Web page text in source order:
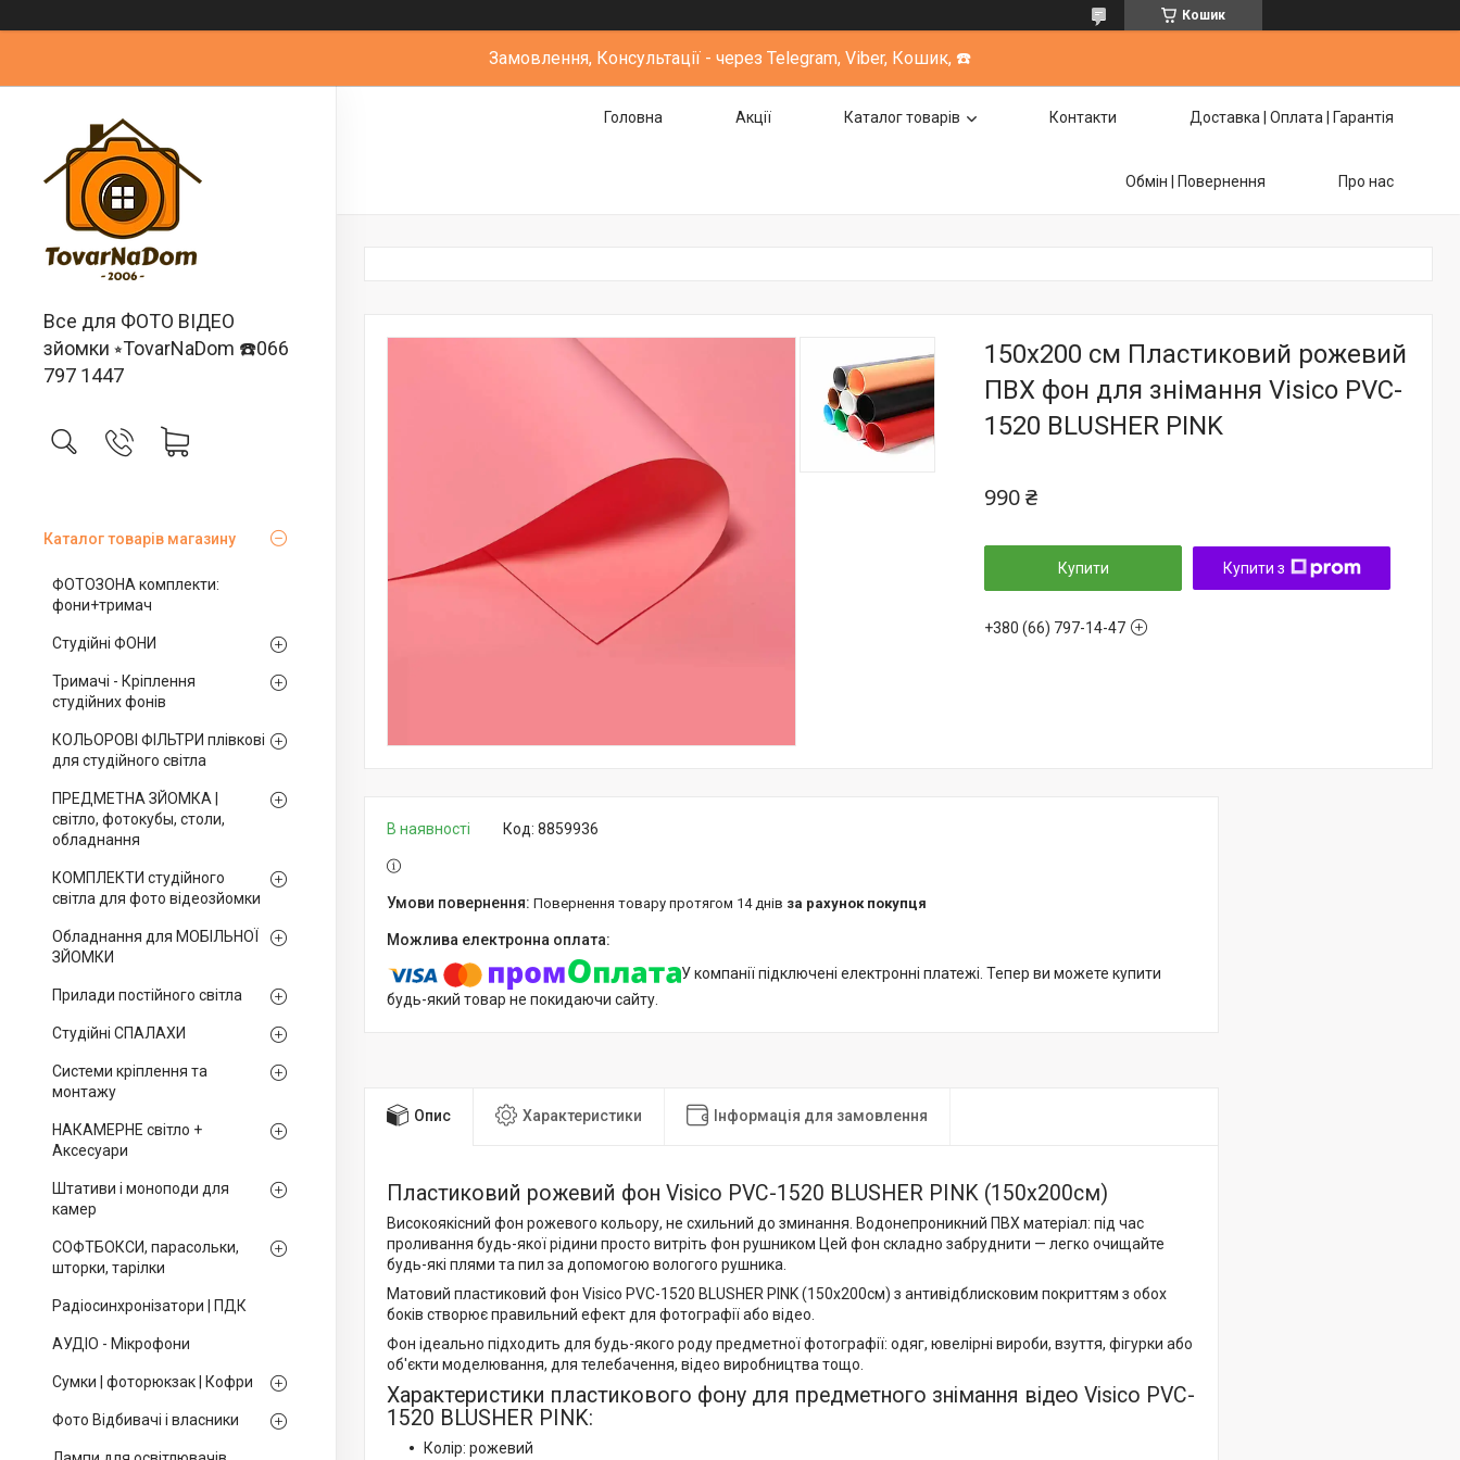
Кошик
Замовлення, Консультації - через Telegram, Viber, Кошик, ☎️
Все для ФОТО ВІДЕО
зйомки ⭒TovarNaDom ☎️066
797 1447
Каталог товарів магазину
ФОТОЗОНА комплекти:
фони+тримач
Студійні ФОНИ
Тримачі - Кріплення
студійних фонів
КОЛЬОРОВІ ФІЛЬТРИ плівкові
для студійного світла
ПРЕДМЕТНА ЗЙОМКА |
світло, фотокубы, столи,
обладнання
КОМПЛЕКТИ студійного
світла для фото відеозйомки
Обладнання для МОБІЛЬНОЇ
ЗЙОМКИ
Прилади постійного світла
Студійні СПАЛАХИ
Системи кріплення та
монтажу
НАКАМЕРНЕ світло +
Аксесуари
Штативи і моноподи для
камер
СОФТБОКСИ, парасольки,
шторки, тарілки
Радіосинхронізатори | ПДК
АУДІО - Мікрофони
Сумки | фоторюкзак | Кофри
Фото Відбивачі і власники
Головна Акції Каталог товарів Контакти Доставка | Оплата | Гарантія
Обмін | Повернення Про нас
150x200 см Пластиковий рожевий
ПВХ фон для знімання Visico PVC-
1520 BLUSHER PINK
990 ₴
Купити Купити з
+380 (66) 797-14-47
В наявності Код: 8859936
повернення товару протягом 14 днів за рахунок покупця
У компанії підключені електронні платежі. Тепер ви можете купити
будь-який товар не покидаючи сайту.
Опис Характеристики Інформація для замовлення
Пластиковий рожевий фон Visico PVC-1520 BLUSHER PINK (150x200см)
Високоякісний фон рожевого кольору, не схильний до зминання. Водонепроникний ПВХ матеріал: під час
проливання будь-якої рідини просто витріть фон рушником Цей фон складно забруднити — легко очищайте
будь-які плями та пил за допомогою вологого рушника.
Матовий пластиковий фон Visico PVC-1520 BLUSHER PINK (150x200см) з антивідблисковим покриттям з обох
боків створює правильний ефект для фотографії або відео.
Фон ідеально підходить для будь-якого роду предметної фотографії: одяг, ювелірні вироби, взуття, фігурки або
об'єкти моделювання, для телебачення, відео виробництва тощо.
Характеристики пластикового фону для предметного знімання відео Visico PVC-
1520 BLUSHER PINK:
Колір: рожевий